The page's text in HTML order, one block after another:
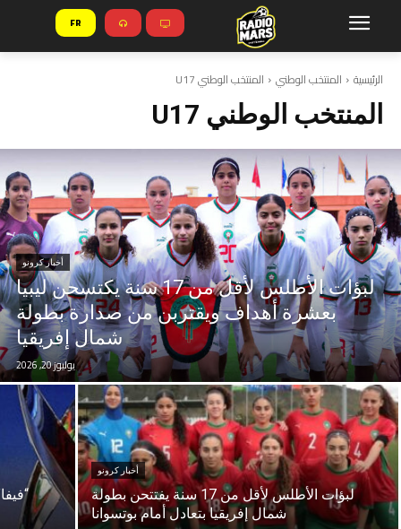
FR
الرئيسية المنتخب الوطني المنتخب الوطني U17
المنتخب الوطني U17
أخبار كرونو
لبؤات الأطلس لأقل من 17 سنة يكتسحن ليبيا
بعشرة أهداف ويقتربن من صدارة بطولة
شمال إفريقيا
يوليوز 20, 2026
أخبار كرونو
لبؤات الأطلس لأقل من 17 سنة يفتتحن بطولة
شمال إفريقيا بتعادل أمام بوتسوانا